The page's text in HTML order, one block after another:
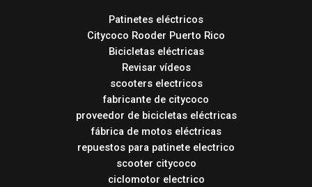
Patinetes eléctricos
Citycoco Rooder Puerto Rico
Bicicletas eléctricas
Revisar vídeos
scooters electricos
fabricante de citycoco
proveedor de bicicletas eléctricas
fábrica de motos eléctricas
repuestos para patinete electrico
scooter citycoco
ciclomotor electrico